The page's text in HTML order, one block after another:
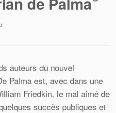
auteurs du nouvel
Palma est, avec dans une
Friedkin, le mal aimé de
succès publiques et